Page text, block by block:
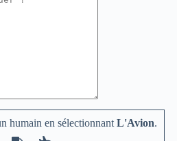
humain en sélectionnant L'Avion.